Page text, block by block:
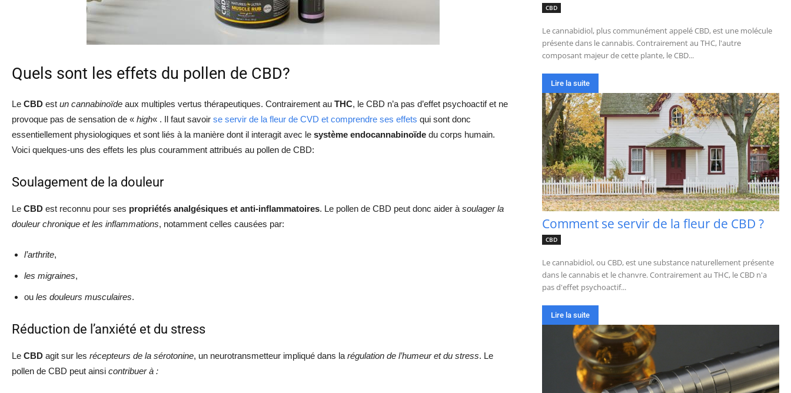
Quels sont les effets du pollen de CBD?
Le CBD est un cannabinoïde aux multiples vertus thérapeutiques. Contrairement au THC, le CBD n’a pas d’effet psychoactif et ne
provoque pas de sensation de « high« . Il faut savoir se servir de la fleur de CVD et comprendre ses effets qui sont donc
essentiellement physiologiques et sont liés à la manière dont il interagit avec le système endocannabinoïde du corps humain.
Voici quelques-uns des effets les plus couramment attribués au pollen de CBD:
Soulagement de la douleur
Le CBD est reconnu pour ses propriétés analgésiques et anti-inflammatoires. Le pollen de CBD peut donc aider à soulager la
douleur chronique et les inflammations, notamment celles causées par:
l’arthrite,
les migraines,
ou les douleurs musculaires.
Réduction de l’anxiété et du stress
Le CBD agit sur les récepteurs de la sérotonine, un neurotransmetteur impliqué dans la régulation de l’humeur et du stress. Le
pollen de CBD peut ainsi contribuer à :
CBD
Le cannabidiol, plus communément appelé CBD, est une molécule
présente dans le cannabis. Contrairement au THC, l'autre
composant majeur de cette plante, le CBD...
Lire la suite
Comment se servir de la fleur de CBD ?
CBD
Le cannabidiol, ou CBD, est une substance naturellement présente
dans le cannabis et le chanvre. Contrairement au THC, le CBD n'a
pas d'effet psychoactif...
Lire la suite